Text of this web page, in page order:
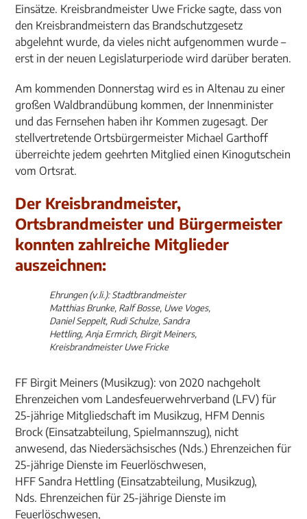
Einsätze. Kreisbrandmeister Uwe Fricke sagte, dass von
den Kreisbrandmeistern das Brandschutzgesetz
abgelehnt wurde, da vieles nicht aufgenommen wurde –
erst in der neuen Legislaturperiode wird darüber beraten.
Am kommenden Donnerstag wird es in Altenau zu einer
großen Waldbrandübung kommen, der Innenminister
und das Fernsehen haben ihr Kommen zugesagt. Der
stellvertretende Ortsbürgermeister Michael Garthoff
überreichte jedem geehrten Mitglied einen Kinogutschein
vom Ortsrat.
Der Kreisbrandmeister,
Ortsbrandmeister und Bürgermeister
konnten zahlreiche Mitglieder
auszeichnen:
Ehrungen (v.li.): Stadtbrandmeister
Matthias Brunke, Ralf Bosse, Uwe Voges,
Daniel Seppelt, Rudi Schulze, Sandra
Hettling, Anja Ermrich, Birgit Meiners,
Kreisbrandmeister Uwe Fricke
FF Birgit Meiners (Musikzug): von 2020 nachgeholt
Ehrenzeichen vom Landesfeuerwehrverband (LFV) für
25-jährige Mitgliedschaft im Musikzug, HFM Dennis
Brock (Einsatzabteilung, Spielmannszug), nicht
anwesend, das Niedersächsisches (Nds.) Ehrenzeichen für
25-jährige Dienste im Feuerlöschwesen,
HFF Sandra Hettling (Einsatzabteilung, Musikzug),
Nds. Ehrenzeichen für 25-jährige Dienste im
Feuerlöschwesen,